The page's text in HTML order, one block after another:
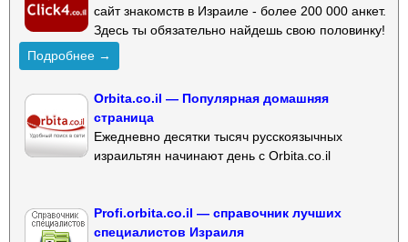
сайт знакомств в Израиле - более 200 000 анкет.
Здесь ты обязательно найдешь свою половинку!
Подробнее →
Orbita.co.il — Популярная домашняя
страница
Ежедневно десятки тысяч русскоязычных
израильтян начинают день с Orbita.co.il
Profi.orbita.co.il — справочник лучших
специалистов Израиля